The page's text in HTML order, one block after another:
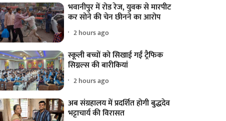
भवानीपुर में रोड रेज, युवक से मारपीट
कर सोने की चेन छीनने का आरोप
2 hours ago
स्कूली बच्चों को सिखाई गईं ट्रैफिक
सिग्नल्स की बारीकियां
2 hours ago
अब संग्रहालय में प्रदर्शित होगी बुद्धदेव
भट्टाचार्य की विरासत